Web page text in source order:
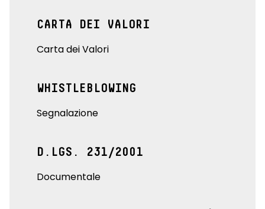
CARTA DEI VALORI
Carta dei Valori
WHISTLEBLOWING
Segnalazione
D.LGS. 231/2001
Documentale